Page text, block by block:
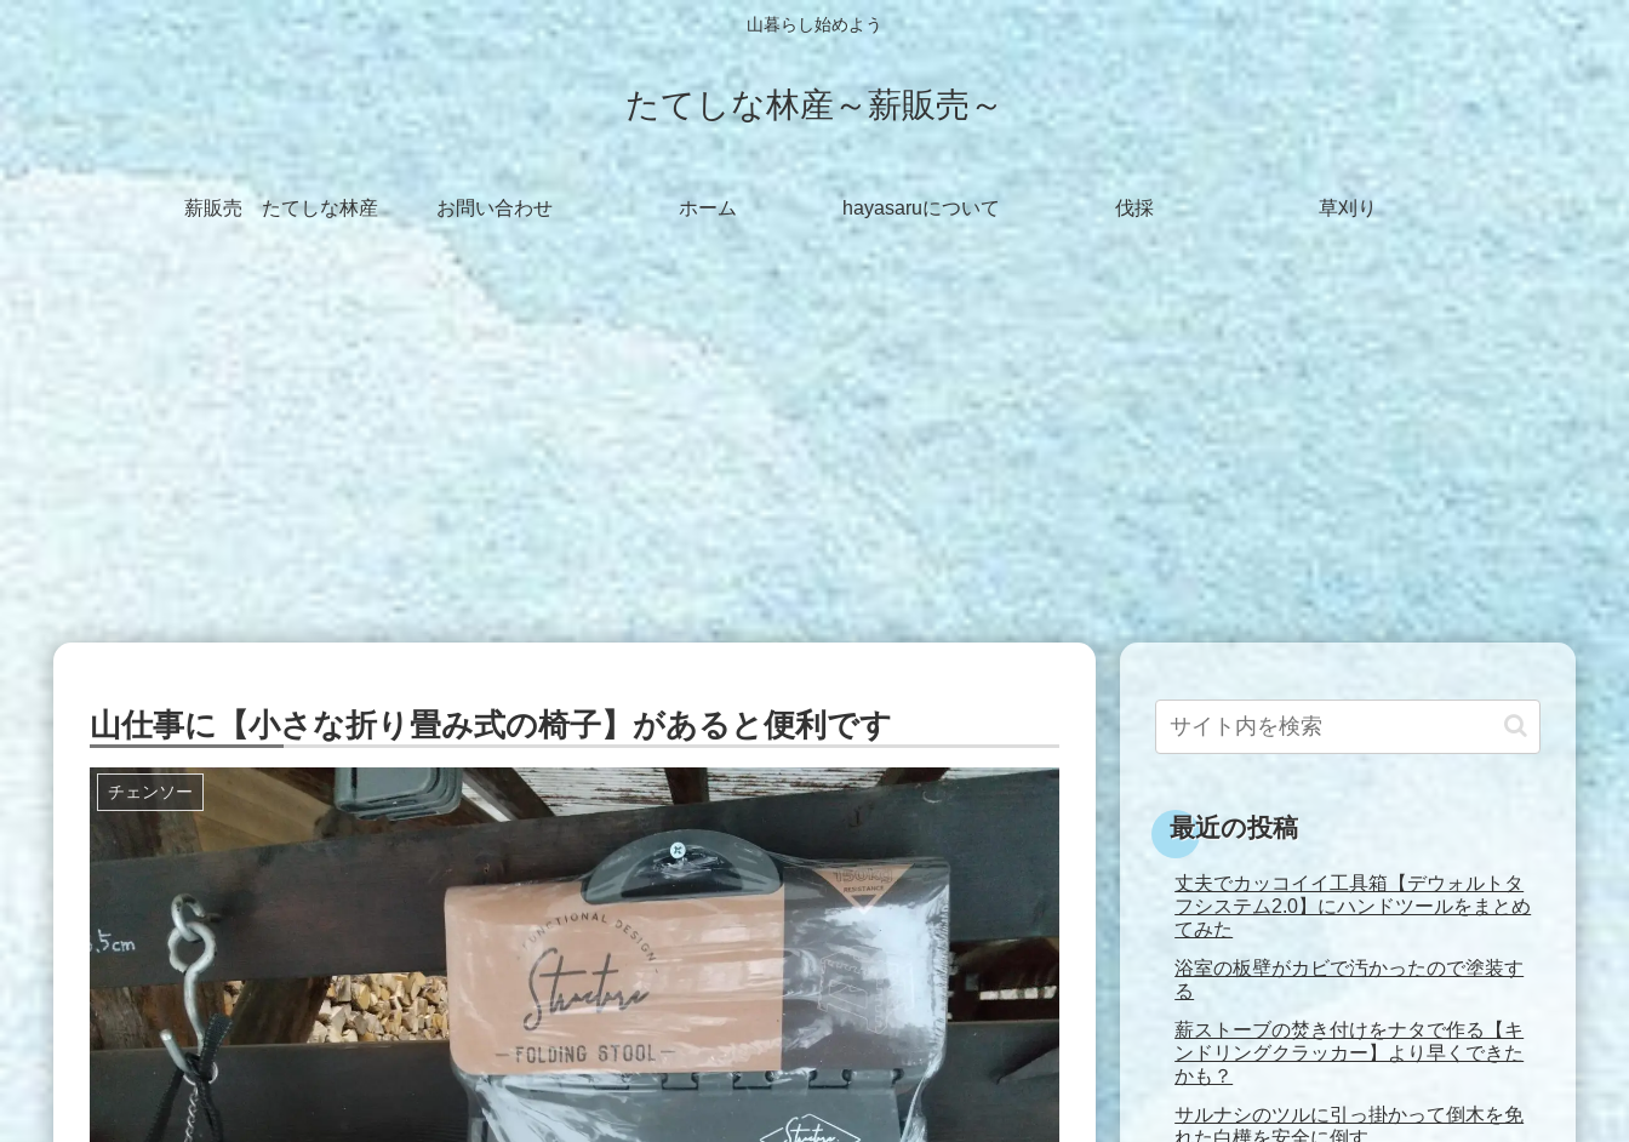
山暮らし始めよう
たてしな林産～薪販売～
薪販売 たてしな林産 お問い合わせ ホーム hayasaruについて 伐採 草刈り
山仕事に【小さな折り畳み式の椅子】があると便利です
チェンソー
最近の投稿
丈夫でカッコイイ工具箱【デウォルトタ
フシステム2.0】にハンドツールをまとめ
てみた
浴室の板壁がカビで汚かったので塗装す
る
薪ストーブの焚き付けをナタで作る【キ
ンドリングクラッカー】より早くできた
かも？
サルナシのツルに引っ掛かって倒木を免
れた白樺を安全に倒す